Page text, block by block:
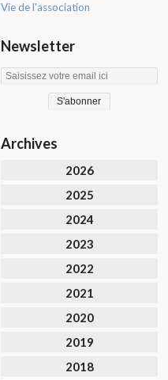
Vie de l'association
Newsletter
Archives
2026
2025
2024
2023
2022
2021
2020
2019
2018